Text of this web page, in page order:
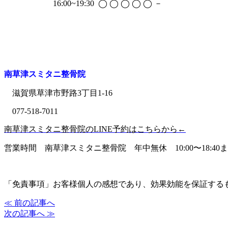
16:00~19:30 ◯ ◯ ◯ ◯ ◯ －
南草津スミタニ整骨院
滋賀県草津市野路3丁目1-16
077-518-7011
南草津スミタニ整骨院のLINE予約はこちらから←
営業時間 南草津スミタニ整骨院 年中無休 10:00〜18:40
「免責事項」お客様個人の感想であり、効果効能を保証する
≪ 前の記事へ
次の記事へ ≫